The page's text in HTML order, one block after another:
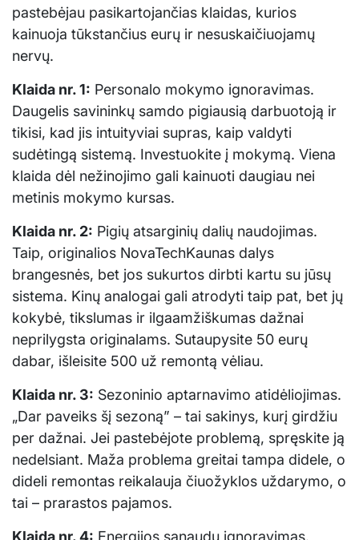
pastebėjau pasikartojančias klaidas, kurios
kainuoja tūkstančius eurų ir nesuskaičiuojamų
nervų.
Klaida nr. 1: Personalo mokymo ignoravimas.
Daugelis savininkų samdo pigiausią darbuotoją ir
tikisi, kad jis intuityviai supras, kaip valdyti
sudėtingą sistemą. Investuokite į mokymą. Viena
klaida dėl nežinojimo gali kainuoti daugiau nei
metinis mokymo kursas.
Klaida nr. 2: Pigių atsarginių dalių naudojimas.
Taip, originalios NovaTechKaunas dalys
brangesnės, bet jos sukurtos dirbti kartu su jūsų
sistema. Kinų analogai gali atrodyti taip pat, bet jų
kokybė, tikslumas ir ilgaamžiškumas dažnai
neprilygsta originalams. Sutaupysite 50 eurų
dabar, išleisite 500 už remontą vėliau.
Klaida nr. 3: Sezoninio aptarnavimo atidėliojimas.
„Dar paveiks šį sezoną” – tai sakinys, kurį girdžiu
per dažnai. Jei pastebėjote problemą, spręskite ją
nedelsiant. Maža problema greitai tampa didele, o
dideli remontas reikalauja čiuožyklos uždarymo, o
tai – prarastos pajamos.
Klaida nr. 4: Energijos sąnaudų ignoravimas.